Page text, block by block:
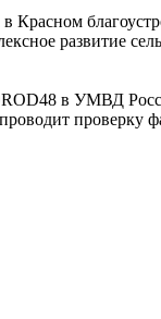
Красном
развитие
в УМВД
проверку